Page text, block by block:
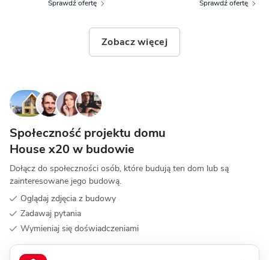
Sprawdź ofertę Sprawdź ofertę
Zobacz więcej
Społeczność projektu domu
House x20 w budowie
Dołącz do społeczności osób, które budują ten dom lub są
zainteresowane jego budową.
Oglądaj zdjęcia z budowy
Zadawaj pytania
Wymieniaj się doświadczeniami